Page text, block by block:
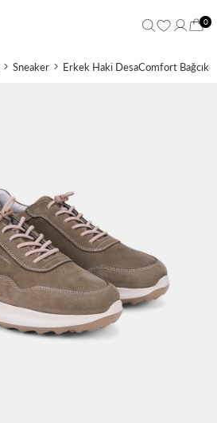
0
Sneaker Erkek Haki DesaComfort